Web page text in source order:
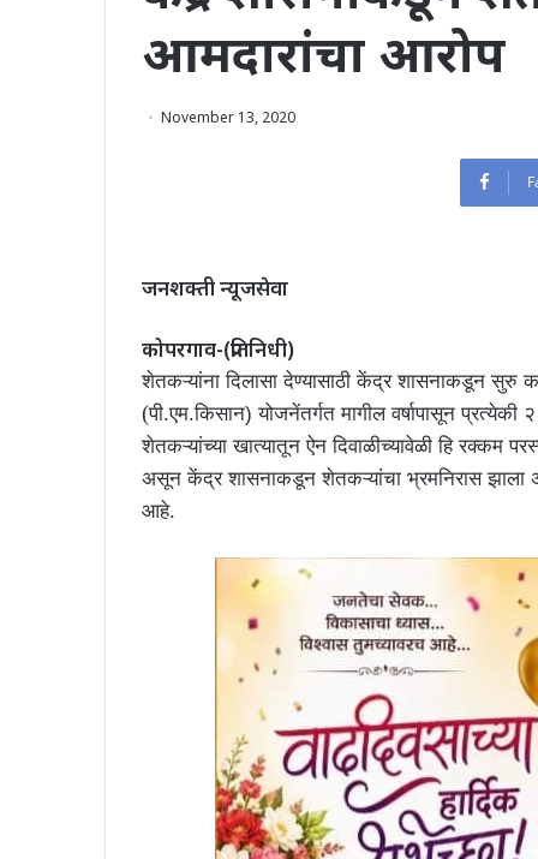
आमदारांचा आरोप
November 13, 2020
जनशक्ती न्यूजसेवा
कोपरगाव-(प्रतिनिधी)
शेतकऱ्यांना दिलासा देण्यासाठी केंद्र शासनाकडून सुरु
(पी.एम.किसान) योजनेंतर्गत मागील वर्षापासून
शेतकऱ्यांच्या खात्यातून ऐन दिवाळीच्यावेळी हि रक्कम
असून केंद्र शासनाकडून शेतकऱ्यांचा भ्रमनिरास झाला
आहे.